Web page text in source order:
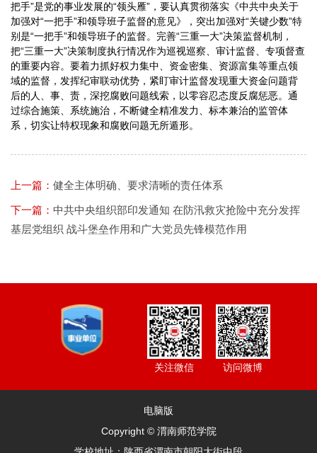
把手”是党的事业发展的“领头雁”，要认真贯彻落实《中共中央关于
加强对“一把手”和领导班子监督的意见》，突出加强对“关键少数”特
别是“一把手”和领导班子的监督。完善“三重一大”决策监督机制，
把“三重一大”决策制度执行情况作为巡视巡察、审计监督、专项督查
的重要内容。要着力抓好权力集中、资金密集、资源富集等重点领
域的监督，发挥纪审联动优势，紧盯审计监督发现重大资金问题背
后的人、事、责，深挖腐败问题线索，以零容忍态度反腐惩恶。通
过综合施策、系统施治，不断健全精准发力、标本兼治的监管体
系，切实让特权现象和腐败问题无所遁形。
上一篇： 健全主体明确、要求清晰的责任体系
下一篇： 中共中央组织部印发通知 在防汛救灾抢险中充分发挥
基层党组织 战斗堡垒作用和广大党员先锋模范作用
访问微博
关注微信
电脑版
Copyright © 渭南师范学院